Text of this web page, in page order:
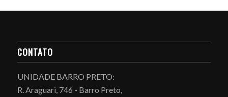
CONTATO
UNIDADE BARRO PRETO:
R. Araguari, 746 - Barro Preto,